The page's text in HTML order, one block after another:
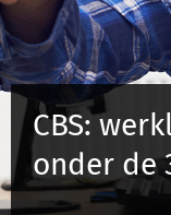
Juridisch advies
Inloggen op de
CBS:
onder de